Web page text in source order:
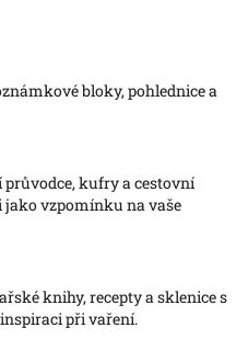
bloky, pohlednice a
průvodce, kufry a cestovní
vzpomínku na vaše
knihy, recepty a sklenice s
při vaření.